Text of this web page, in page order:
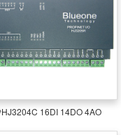
16DI 14DO 4AO